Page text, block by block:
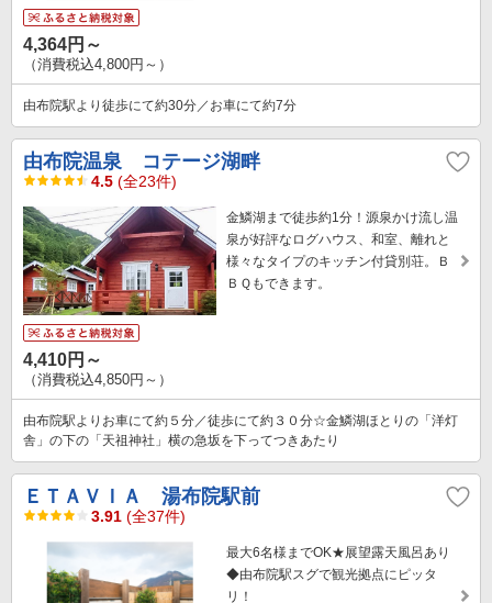
4,364円～
（消費税込4,800円～）
由布院駅より徒歩にて約30分／お車にて約7分
由布院温泉 コテージ湖畔
4.5 (全23件)
金鱗湖まで徒歩約1分！源泉かけ流し温
泉が好評なログハウス、和室、離れと
様々なタイプのキッチン付貸別荘。Ｂ
ＢＱもできます。
4,410円～
（消費税込4,850円～）
由布院駅よりお車にて約５分／徒歩にて約３０分☆金鱗湖ほとりの「洋灯
舎」の下の「天祖神社」横の急坂を下ってつきあたり
ＥＴＡＶＩＡ 湯布院駅前
3.91 (全37件)
最大6名様までOK★展望露天風呂あり
◆由布院駅スグで観光拠点にピッタ
リ！